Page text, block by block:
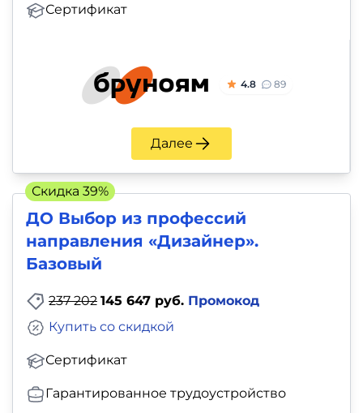
Сертификат
4.8 89
Далее
ДО Выбор из профессий
направления «Дизайнер».
Базовый
237 202 145 647 руб. Промокод
Сертификат
Купить со скидкой
Гарантированное трудоустройство
Скидка 39%